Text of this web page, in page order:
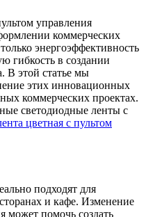
управления
коммерческих
энергоэффективность
гибкость в создании
В этой статье мы
этих инновационных
коммерческих проектах.
светодиодные ленты с
цветная с пультом
подходят для
и кафе. Изменение
может помочь создать